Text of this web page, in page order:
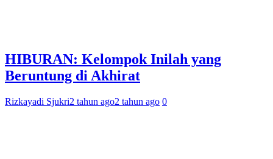
HIBURAN: Kelompok Inilah yang
Beruntung di Akhirat
Rizkayadi Sjukri2 tahun ago2 tahun ago 0